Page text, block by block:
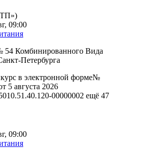
09:00
Комбинированного Вида
Петербурга
в электронной форме№
5 августа 2026
10.51.40.120-00000002 ещё 47
09:00